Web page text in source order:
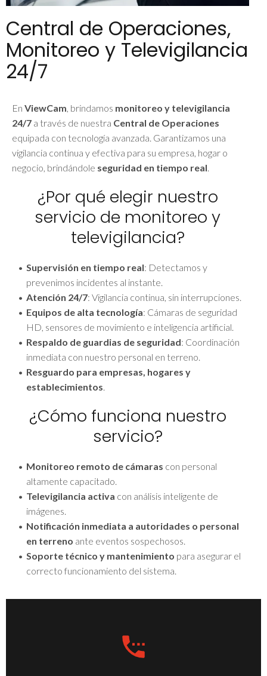
Central de Operaciones,
Monitoreo y Televigilancia
24/7
En ViewCam, brindamos monitoreo y televigilancia
24/7 a través de nuestra Central de Operaciones
equipada con tecnología avanzada. Garantizamos una
vigilancia continua y efectiva para su empresa, hogar o
negocio, brindándole seguridad en tiempo real.
¿Por qué elegir nuestro
servicio de monitoreo y
televigilancia?
Supervisión en tiempo real: Detectamos y
prevenimos incidentes al instante.
Atención 24/7: Vigilancia continua, sin interrupciones.
Equipos de alta tecnología: Cámaras de seguridad
HD, sensores de movimiento e inteligencia artificial.
Respaldo de guardias de seguridad: Coordinación
inmediata con nuestro personal en terreno.
Resguardo para empresas, hogares y
establecimientos.
¿Cómo funciona nuestro
servicio?
Monitoreo remoto de cámaras con personal
altamente capacitado.
Televigilancia activa con análisis inteligente de
imágenes.
Notificación inmediata a autoridades o personal
en terreno ante eventos sospechosos.
Soporte técnico y mantenimiento para asegurar el
correcto funcionamiento del sistema.